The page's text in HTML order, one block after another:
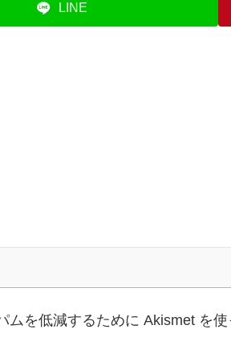
LINE
ムを低減するために Akismet を使